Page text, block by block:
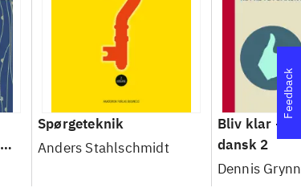
Spørgeteknik
Anders Stahlschmidt
Bliv klar - til
dansk 2
Dennis
Feedback